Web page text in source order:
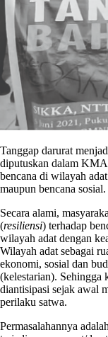
Tanggap darurat
diputuskan dalam
bencana di wilayah
maupun bencana sosial.
Secara alami,
(resiliensi) terhadap
wilayah adat dengan
Wilayah adat sebagai
ekonomi, sosial dan
(kelestarian). Sehingga
diantisipasi sejak awal
perilaku satwa.
Permasalahannya